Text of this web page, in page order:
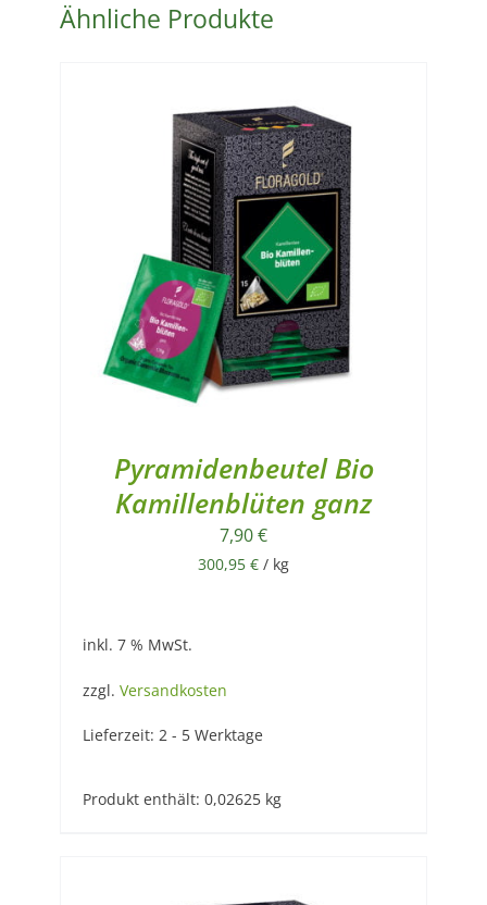
Ähnliche Produkte
Pyramidenbeutel Bio
Kamillenblüten ganz
7,90€
300,95 € / kg
inkl. 7 % MwSt.
zzgl. Versandkosten
Lieferzeit: 2 - 5 Werktage
Produkt enthält: 0,02625 kg